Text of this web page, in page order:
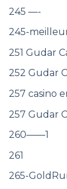
245 —-
245-
251 Gudar
252 Gudar
257 casino
257 Gudar
260——1
261
265-